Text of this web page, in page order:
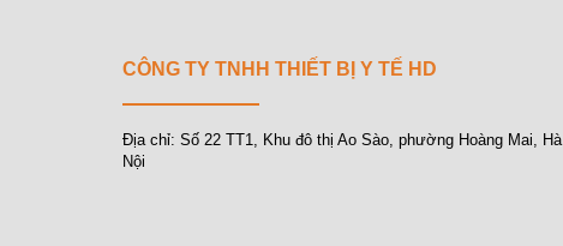
CÔNG TY TNHH THIẾT BỊ Y TẾ HD
Địa chỉ: Số 22 TT1, Khu đô thị Ao Sào, phường Hoàng Mai, Hà
Nội